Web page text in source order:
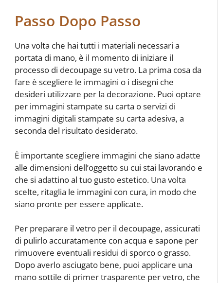
Passo Dopo Passo
Una volta che hai tutti i materiali necessari a
portata di mano, è il momento di iniziare il
processo di decoupage su vetro. La prima cosa da
fare è scegliere le immagini o i disegni che
desideri utilizzare per la decorazione. Puoi optare
per immagini stampate su carta o servizi di
immagini digitali stampate su carta adesiva, a
seconda del risultato desiderato.
È importante scegliere immagini che siano adatte
alle dimensioni dell’oggetto su cui stai lavorando e
che si adattino al tuo gusto estetico. Una volta
scelte, ritaglia le immagini con cura, in modo che
siano pronte per essere applicate.
Per preparare il vetro per il decoupage, assicurati
di pulirlo accuratamente con acqua e sapone per
rimuovere eventuali residui di sporco o grasso.
Dopo averlo asciugato bene, puoi applicare una
mano sottile di primer trasparente per vetro, che